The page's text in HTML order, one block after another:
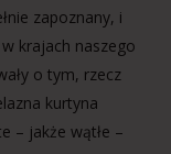
zapoznany, i
krajach naszego
o tym, rzecz
kurtyna
– jakże wątłe –